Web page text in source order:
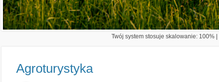
Twój system stosuje skalowanie: 100%
Agroturystyka